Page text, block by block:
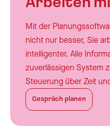
Arbeiten
Mit der
nicht nur besser, Sie
intelligenter. Alle
zuverlässigen System
Steuerung über Zeit
Gespräch planen